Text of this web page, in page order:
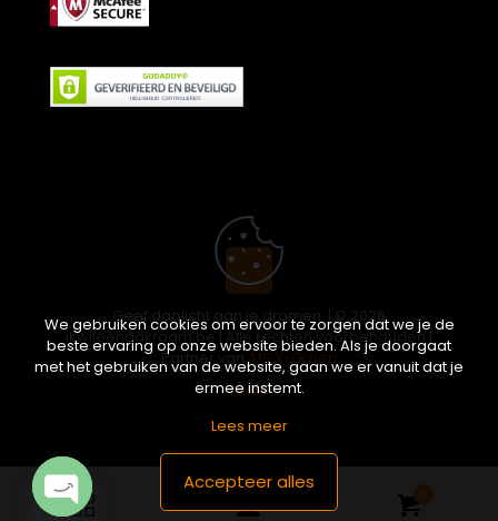
Geef daglicht aan je dromen. | © 2026
ikwileendakraam.be | Alle rechten voorbehouden |
Partner vanAPEX-Groep
0
We gebruiken cookies om ervoor te zorgen dat we je de
beste ervaring op onze website bieden. Als je doorgaat
met het gebruiken van de website, gaan we er vanuit dat je
ermee instemt.
Lees meer
Accepteer alles